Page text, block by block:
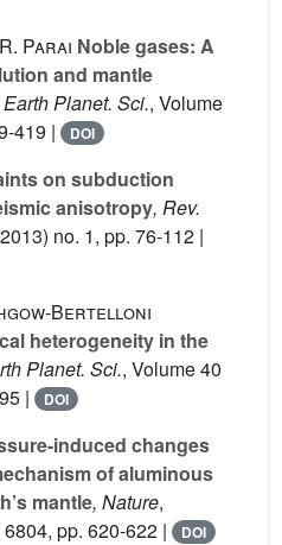
Parai Noble gases: A
and mantle
Planet. Sci., Volume
419 | DOI
on subduction
anisotropy, Rev.
no. 1, pp. 76-112 |
Bertelloni
heterogeneity in the
Planet. Sci., Volume 40
|
DOI
induced changes
of aluminous
mantle, Nature,
pp. 620-622 | DOI